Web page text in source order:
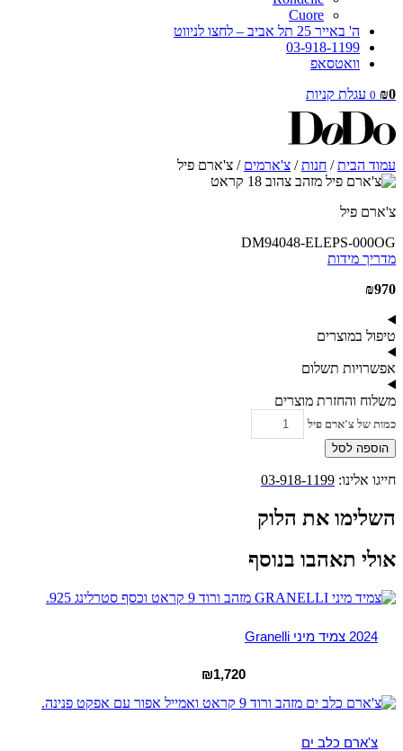
Cuore
ה' באייר 25 תל אביב – לחצו לניווט
03-918-1199
וואטסאפ
₪0
0 עגלת קניות
עמוד הבית/ חנות/ צ'ארמים / צ'ארם פיל
צ'ארם פיל
DM94048-ELEPS-000OG
מדריך מידות
₪970
טיפול במוצרים
אפשרויות תשלום
משלוח והחזרת מוצרים
כמות של צ'ארם פיל
הוספה לסל
חייגו אלינו: 03-918-1199
השלימו את הלוק
אולי תאהבו בנוסף
2024 צמיד מיני Granelli
₪1,720
צ'ארם כלב ים